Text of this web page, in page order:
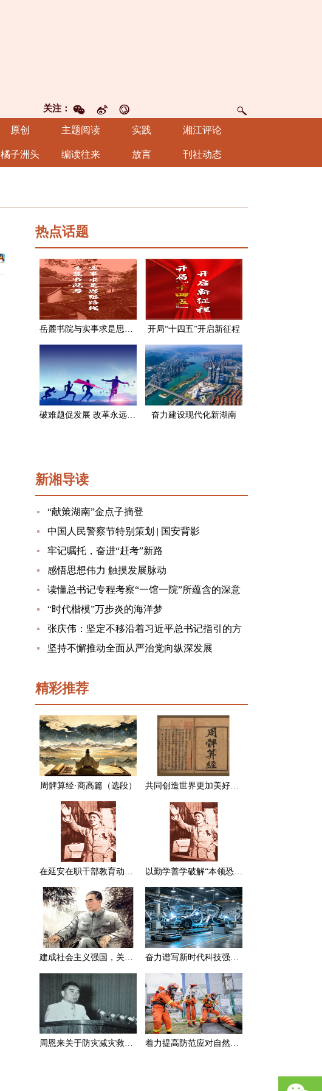
关注：
原创 主题阅读 实践 湘江评论
橘子洲头 编读往来 放言 刊社动态
热点话题
岳麓书院与实事求是思想路线 开局“十四五”开启新征程
破难题促发展 改革永远在路上 奋力建设现代化新湖南
新湘导读
“献策湖南”金点子摘登
中国人民警察节特别策划 | 国安背影
牢记嘱托，奋进“赶考”新路
感悟思想伟力 触摸发展脉动
读懂总书记专程考察“一馆一院”所蕴含的深意
“时代楷模”万步炎的海洋梦
张庆伟：坚定不移沿着习近平总书记指引的方
向前进 凝心聚力奋进新征程建功新时代谱写新
坚持不懈推动全面从严治党向纵深发展
精彩推荐
周髀算经·商高篇（选段） 共同创造世界更加美好的未来
在延安在职干部教育动员大会上的讲话（节选） 以勤学善学破解“本领恐慌”
建成社会主义强国，关键在于实现科学技术现代化 奋力谱写新时代科技强国新篇章
周恩来关于防灾减灾救灾的一组论述 着力提高防范应对自然灾害能力